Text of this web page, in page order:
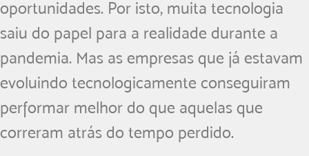
oportunidades. Por isto, muita tecnologia
saiu do papel para a realidade durante a
pandemia. Mas as empresas que já estavam
evoluindo tecnologicamente conseguiram
performar melhor do que aquelas que
correram atrás do tempo perdido.